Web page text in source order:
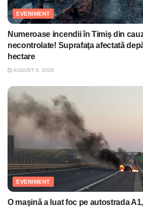
EVENIMENT
Numeroase incendii în Timiş din
necontrolate! Suprafaţa afectată
hectare
AUGUST 6, 2026
EVENIMENT
O maşină a luat foc pe autostrada